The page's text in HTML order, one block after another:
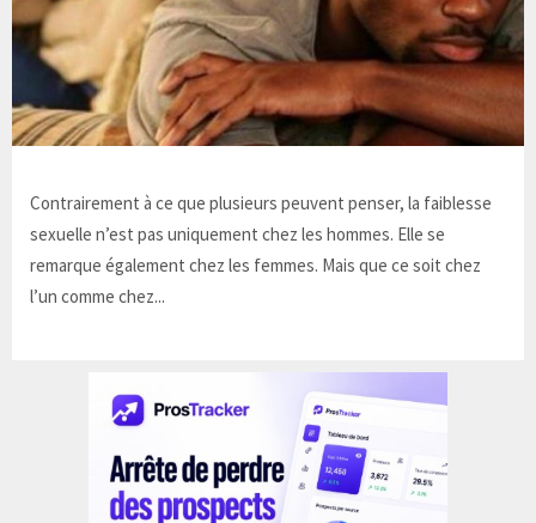
Contrairement à ce que plusieurs peuvent penser, la faiblesse
sexuelle n’est pas uniquement chez les hommes. Elle se
remarque également chez les femmes. Mais que ce soit chez
l’un comme chez...